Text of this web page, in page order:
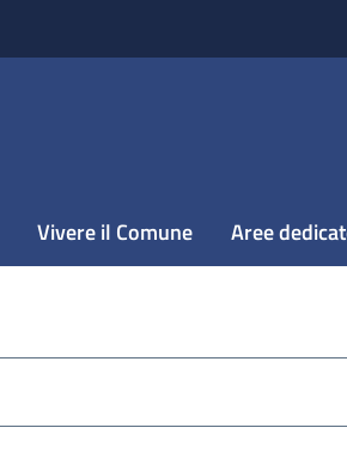
Vivere il Comune Aree